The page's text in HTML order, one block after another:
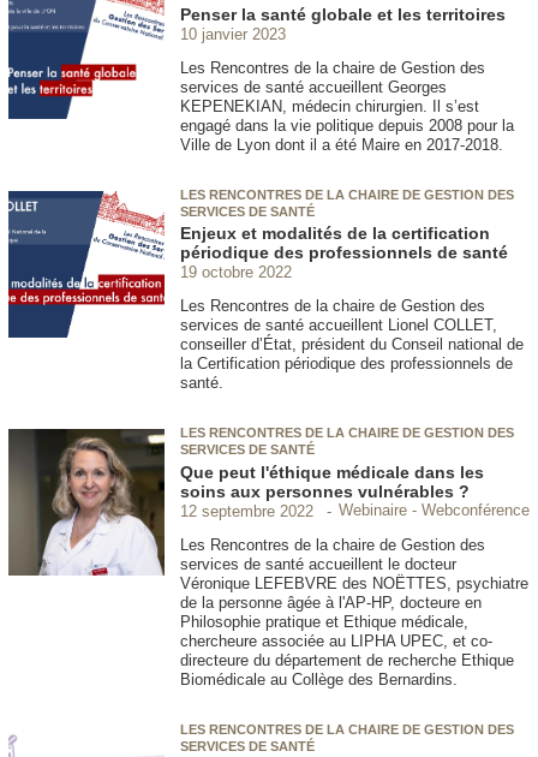
Penser la santé globale et les territoires
10 janvier 2023
Les Rencontres de la chaire de Gestion des
services de santé accueillent Georges
KEPENEKIAN, médecin chirurgien. Il s’est
engagé dans la vie politique depuis 2008 pour la
Ville de Lyon dont il a été Maire en 2017-2018.
LES RENCONTRES DE LA CHAIRE DE GESTION DES
SERVICES DE SANTÉ
Enjeux et modalités de la certification
périodique des professionnels de santé
19 octobre 2022
Les Rencontres de la chaire de Gestion des
services de santé accueillent Lionel COLLET,
conseiller d’État, président du Conseil national de
la Certification périodique des professionnels de
santé.
LES RENCONTRES DE LA CHAIRE DE GESTION DES
SERVICES DE SANTÉ
Que peut l'éthique médicale dans les
soins aux personnes vulnérables ?
12 septembre 2022
Webinaire - Webconférence
Les Rencontres de la chaire de Gestion des
services de santé accueillent le docteur
Véronique LEFEBVRE des NOËTTES, psychiatre
de la personne âgée à l'AP-HP, docteure en
Philosophie pratique et Ethique médicale,
chercheure associée au LIPHA UPEC, et co-
directeure du département de recherche Ethique
Biomédicale au Collège des Bernardins.
LES RENCONTRES DE LA CHAIRE DE GESTION DES
SERVICES DE SANTÉ